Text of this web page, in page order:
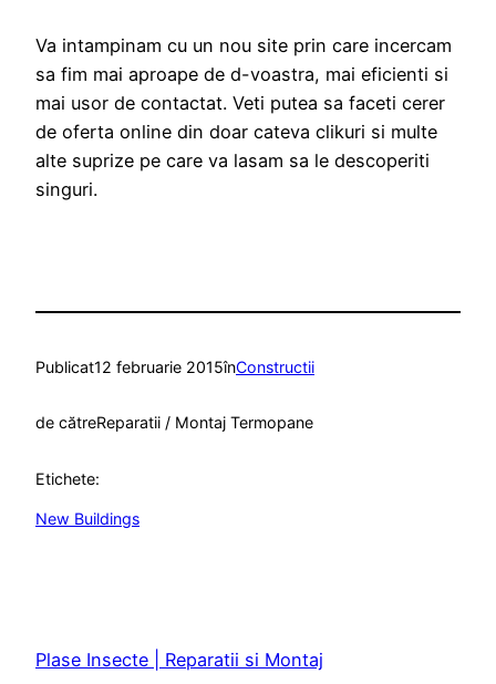
Va intampinam cu un nou site prin care incercam
sa fim mai aproape de d-voastra, mai eficienti si
mai usor de contactat. Veti putea sa faceti cerer
de oferta online din doar cateva clikuri si multe
alte suprize pe care va lasam sa le descoperiti
singuri.
Publicat12 februarie 2015înConstructii
de cătreReparatii / Montaj Termopane
Etichete:
New Buildings
Plase Insecte | Reparatii si Montaj